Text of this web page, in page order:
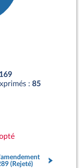
169
: 85
(Rejeté)